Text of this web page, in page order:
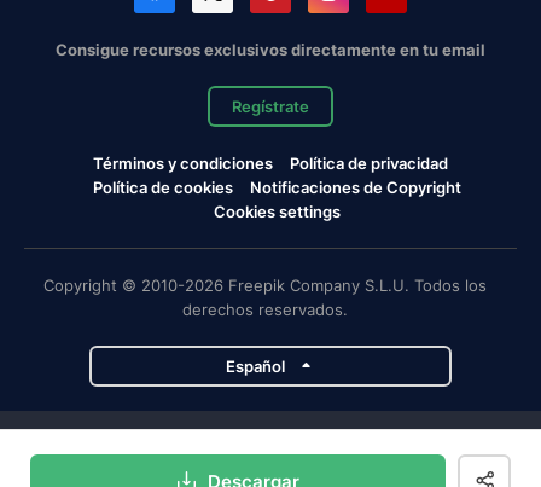
Descargar
Consigue recursos exclusivos directamente en tu email
Regístrate
Términos y condiciones
Política de privacidad
Política de cookies
Notificaciones de Copyright
Cookies settings
Copyright © 2010-2026 Freepik Company S.L.U. Todos los
derechos reservados.
Español